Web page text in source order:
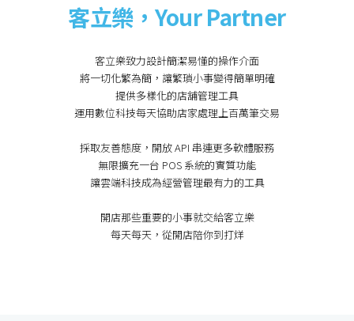
客立樂，Your Partner
客立樂致力設計簡潔易懂的操作介面
將一切化繁為簡，讓繁瑣小事變得簡單明確
提供多樣化的店舖管理工具
運用數位科技每天協助店家處理上百萬筆交易
採取友善態度，開放 API 串連更多軟體服務
無限擴充一台 POS 系統的實質功能
讓雲端科技成為經營管理最有力的工具
開店那些重要的小事就交給客立樂
每天每天，從開店陪你到打烊